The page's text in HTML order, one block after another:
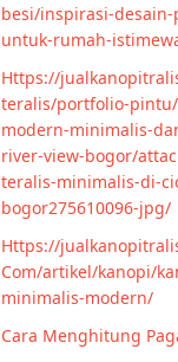
besi/inspirasi-
untuk-rumah-
Https://
teralis/portfolio-
modern-minimalis-
river-view-bogor/
teralis-minimalis-di-
bogor275610096-jpg/
Https://
Com/artikel/kanopi/
minimalis-modern/
Cara Menghitung